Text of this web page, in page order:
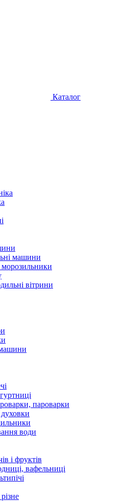
Каталог
машини
вітрини
пароварки
духовки
води
і фруктів
вафельниці